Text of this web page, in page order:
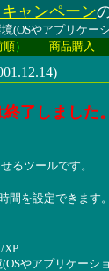
キャンペーン
(OSやアプリケー
順） 商品購入
了しました。
るツールです。
間を設定できます。
XP
やアプリケー